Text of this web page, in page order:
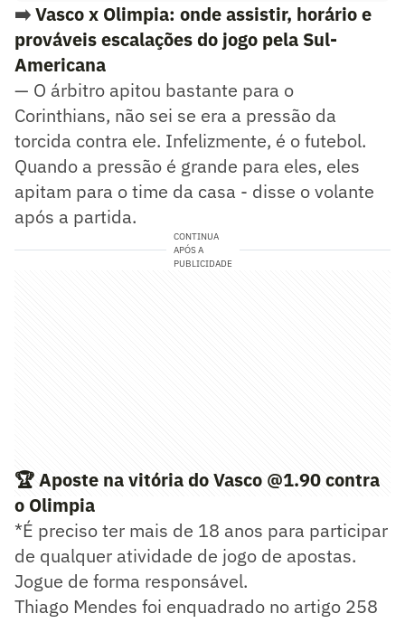
➡️Vasco x Olimpia: onde assistir, horário e
prováveis escalações do jogo pela Sul-
Americana
— O árbitro apitou bastante para o
Corinthians, não sei se era a pressão da
torcida contra ele. Infelizmente, é o futebol.
Quando a pressão é grande para eles, eles
apitam para o time da casa - disse o volante
após a partida.
CONTINUA
APÓS A
PUBLICIDADE
🏆 Aposte na vitória do Vasco @1.90 contra
o Olimpia
*É preciso ter mais de 18 anos para participar
de qualquer atividade de jogo de apostas.
Jogue de forma responsável.
Thiago Mendes foi enquadrado no artigo 258